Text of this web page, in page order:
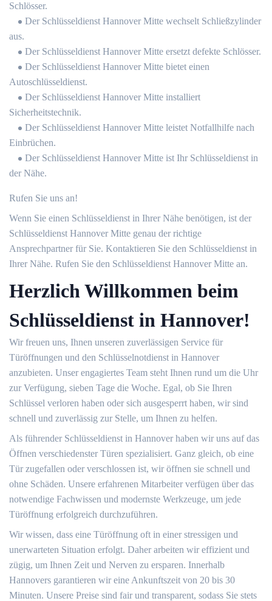
Schlösser.
Der Schlüsseldienst Hannover Mitte wechselt Schließzylinder
aus.
Der Schlüsseldienst Hannover Mitte ersetzt defekte Schlösser.
Der Schlüsseldienst Hannover Mitte bietet einen
Autoschlüsseldienst.
Der Schlüsseldienst Hannover Mitte installiert
Sicherheitstechnik.
Der Schlüsseldienst Hannover Mitte leistet Notfallhilfe nach
Einbrüchen.
Der Schlüsseldienst Hannover Mitte ist Ihr Schlüsseldienst in
der Nähe.
Rufen Sie uns an!
Wenn Sie einen Schlüsseldienst in Ihrer Nähe benötigen, ist der
Schlüsseldienst Hannover Mitte genau der richtige
Ansprechpartner für Sie. Kontaktieren Sie den Schlüsseldienst in
Ihrer Nähe. Rufen Sie den Schlüsseldienst Hannover Mitte an.
Herzlich Willkommen beim
Schlüsseldienst in Hannover!
Wir freuen uns, Ihnen unseren zuverlässigen Service für
Türöffnungen und den Schlüsselnotdienst in Hannover
anzubieten. Unser engagiertes Team steht Ihnen rund um die Uhr
zur Verfügung, sieben Tage die Woche. Egal, ob Sie Ihren
Schlüssel verloren haben oder sich ausgesperrt haben, wir sind
schnell und zuverlässig zur Stelle, um Ihnen zu helfen.
Als führender Schlüsseldienst in Hannover haben wir uns auf das
Öffnen verschiedenster Türen spezialisiert. Ganz gleich, ob eine
Tür zugefallen oder verschlossen ist, wir öffnen sie schnell und
ohne Schäden. Unsere erfahrenen Mitarbeiter verfügen über das
notwendige Fachwissen und modernste Werkzeuge, um jede
Türöffnung erfolgreich durchzuführen.
Wir wissen, dass eine Türöffnung oft in einer stressigen und
unerwarteten Situation erfolgt. Daher arbeiten wir effizient und
zügig, um Ihnen Zeit und Nerven zu ersparen. Innerhalb
Hannovers garantieren wir eine Ankunftszeit von 20 bis 30
Minuten. Unsere Preise sind fair und transparent, sodass Sie stets